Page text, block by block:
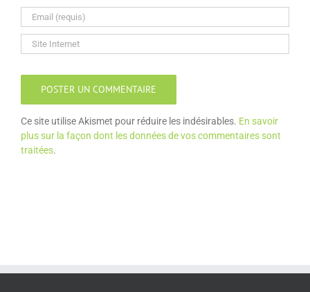
Ce site utilise Akismet pour réduire les indésirables. En savoir
plus sur la façon dont les données de vos commentaires sont
traitées.